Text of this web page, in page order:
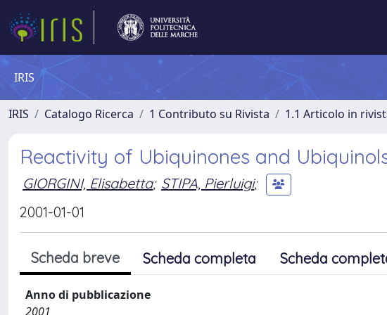
IRIS
IRIS Catalogo Ricerca 1 Contributo su Rivista 1.1 Articolo in
Reactivity of Ubiquinones and
GIORGINI, Elisabetta; STIPA, Pierluigi;
2001-01-01
Scheda breve Scheda completa Scheda
Anno di pubblicazione
2001